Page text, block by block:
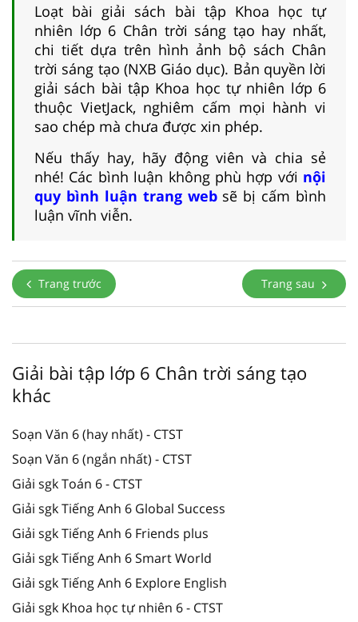
Loạt bài giải sách bài tập Khoa học tự
nhiên lớp 6 Chân trời sáng tạo hay nhất,
chi tiết dựa trên hình ảnh bộ sách Chân
trời sáng tạo (NXB Giáo dục). Bản quyền lời
giải sách bài tập Khoa học tự nhiên lớp 6
thuộc VietJack, nghiêm cấm mọi hành vi
sao chép mà chưa được xin phép.
Nếu thấy hay, hãy động viên và chia sẻ
nhé! Các bình luận không phù hợp với nội
quy bình luận trang websẽ bị cấm bình
luận vĩnh viễn.
Trang trước Trang sau
Giải bài tập lớp 6 Chân trời sáng tạo
khác
Soạn Văn 6 (hay nhất) - CTST
Soạn Văn 6 (ngắn nhất) - CTST
Giải sgk Toán 6 - CTST
Giải sgk Tiếng Anh 6 Global Success
Giải sgk Tiếng Anh 6 Friends plus
Giải sgk Tiếng Anh 6 Smart World
Giải sgk Tiếng Anh 6 Explore English
Giải sgk Khoa học tự nhiên 6 - CTST